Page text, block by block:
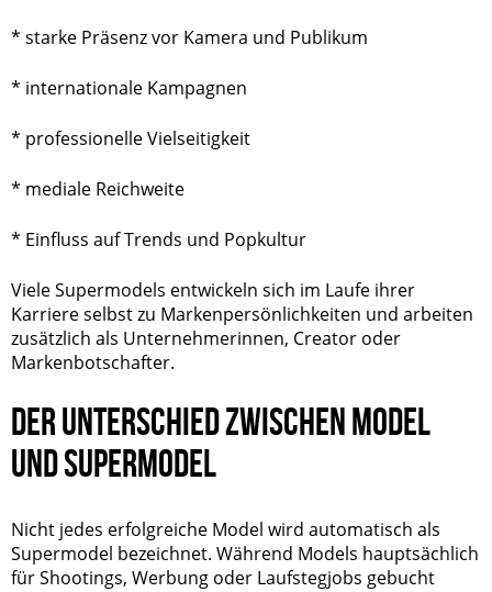
* starke Präsenz vor Kamera und Publikum
* internationale Kampagnen
* professionelle Vielseitigkeit
* mediale Reichweite
* Einfluss auf Trends und Popkultur
Viele Supermodels entwickeln sich im Laufe ihrer
Karriere selbst zu Markenpersönlichkeiten und arbeiten
zusätzlich als Unternehmerinnen, Creator oder
Markenbotschafter.
DER UNTERSCHIED ZWISCHEN MODEL
UND SUPERMODEL
Nicht jedes erfolgreiche Model wird automatisch als
Supermodel bezeichnet. Während Models hauptsächlich
für Shootings, Werbung oder Laufstegjobs gebucht